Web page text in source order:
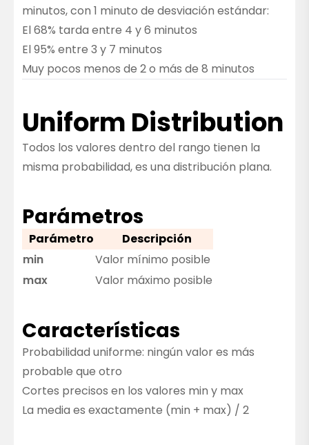
minutos, con 1 minuto de desviación estándar:
El 68% tarda entre 4 y 6 minutos
El 95% entre 3 y 7 minutos
Muy pocos menos de 2 o más de 8 minutos
Uniform Distribution
Todos los valores dentro del rango tienen la
misma probabilidad, es una distribución plana.
Parámetros
Parámetro
Descripción
min
Valor mínimo posible
max
Valor máximo posible
Características
Probabilidad uniforme: ningún valor es más
probable que otro
Cortes precisos en los valores min y max
La media es exactamente (min + max) / 2